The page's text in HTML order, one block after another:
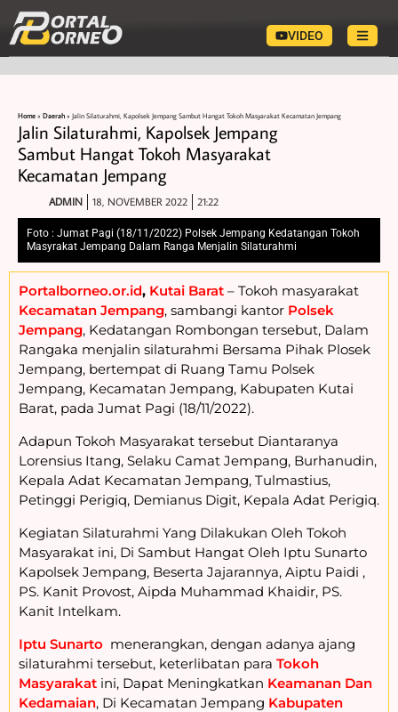
VIDEO
Home » Daerah » Jalin Silaturahmi, Kapolsek Jempang Sambut Hangat Tokoh Masyarakat Kecamatan Jempang
Jalin Silaturahmi, Kapolsek Jempang
Sambut Hangat Tokoh Masyarakat
Kecamatan Jempang
ADMIN 18, NOVEMBER 2022 21:22
Foto : Jumat Pagi (18/11/2022) Polsek Jempang Kedatangan Tokoh
Masyrakat Jempang Dalam Ranga Menjalin Silaturahmi
Portalborneo.or.id, Kutai Barat – Tokoh masyarakat
Kecamatan Jempang, sambangi kantor Polsek
Jempang, Kedatangan Rombongan tersebut, Dalam
Rangaka menjalin silaturahmi Bersama Pihak Plosek
Jempang, bertempat di Ruang Tamu Polsek
Jempang, Kecamatan Jempang, Kabupaten Kutai
Barat, pada Jumat Pagi (18/11/2022).
Adapun Tokoh Masyarakat tersebut Diantaranya
Lorensius Itang, Selaku Camat Jempang, Burhanudin,
Kepala Adat Kecamatan Jempang, Tulmastius,
Petinggi Perigiq, Demianus Digit, Kepala Adat Perigiq.
Kegiatan Silaturahmi Yang Dilakukan Oleh Tokoh
Masyarakat ini, Di Sambut Hangat Oleh Iptu Sunarto
Kapolsek Jempang, Beserta Jajarannya, Aiptu Paidi ,
PS. Kanit Provost, Aipda Muhammad Khaidir, PS.
Kanit Intelkam.
Iptu Sunarto menerangkan, dengan adanya ajang
silaturahmi tersebut, keterlibatan para Tokoh
Masyarakat ini, Dapat Meningkatkan Keamanan Dan
Kedamaian, Di Kecamatan Jempang Kabupaten